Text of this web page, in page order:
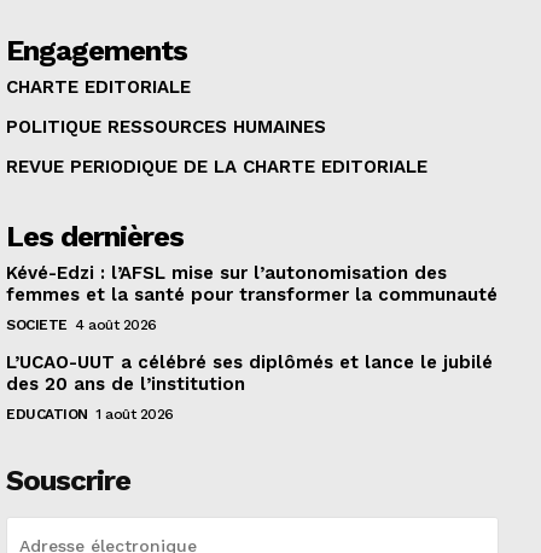
Engagements
CHARTE EDITORIALE
POLITIQUE RESSOURCES HUMAINES
REVUE PERIODIQUE DE LA CHARTE EDITORIALE
Les dernières
Kévé-Edzi : l’AFSL mise sur l’autonomisation des
femmes et la santé pour transformer la communauté
SOCIETE 4 août 2026
L’UCAO-UUT a célébré ses diplômés et lance le jubilé
des 20 ans de l’institution
EDUCATION 1 août 2026
Souscrire